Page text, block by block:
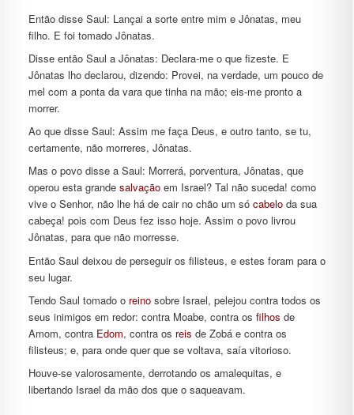
Então disse Saul: Lançai a sorte entre mim e Jônatas, meu
filho. E foi tomado Jônatas.
Disse então Saul a Jônatas: Declara-me o que fizeste. E
Jônatas lho declarou, dizendo: Provei, na verdade, um pouco de
mel com a ponta da vara que tinha na mão; eis-me pronto a
morrer.
Ao que disse Saul: Assim me faça Deus, e outro tanto, se tu,
certamente, não morreres, Jônatas.
Mas o povo disse a Saul: Morrerá, porventura, Jônatas, que
operou esta grande salvaçãoem Israel? Tal não suceda! como
vive o Senhor, não lhe há de cair no chão um só cabeloda sua
cabeça! pois com Deus fez isso hoje. Assim o povo livrou
Jônatas, para que não morresse.
Então Saul deixou de perseguir os filisteus, e estes foram para o
seu lugar.
Tendo Saul tomado o reinosobre Israel, pelejou contra todos os
seus inimigos em redor: contra Moabe, contra os filhos de
Amom, contra Edom, contra os reis de Zobá e contra os
filisteus; e, para onde quer que se voltava, saía vitorioso.
Houve-se valorosamente, derrotando os amalequitas, e
libertando Israel da mão dos que o saqueavam.